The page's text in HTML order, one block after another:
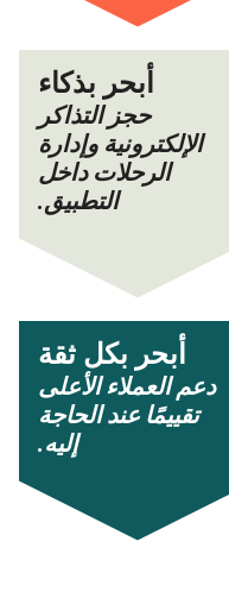
أبحر بذكاء
حجز التذاكر
الإلكترونية وإدارة
الرحلات داخل
التطبيق.
أبحر بكل ثقة
دعم العملاء الأعلى
تقييمًا عند الحاجة
إليه.